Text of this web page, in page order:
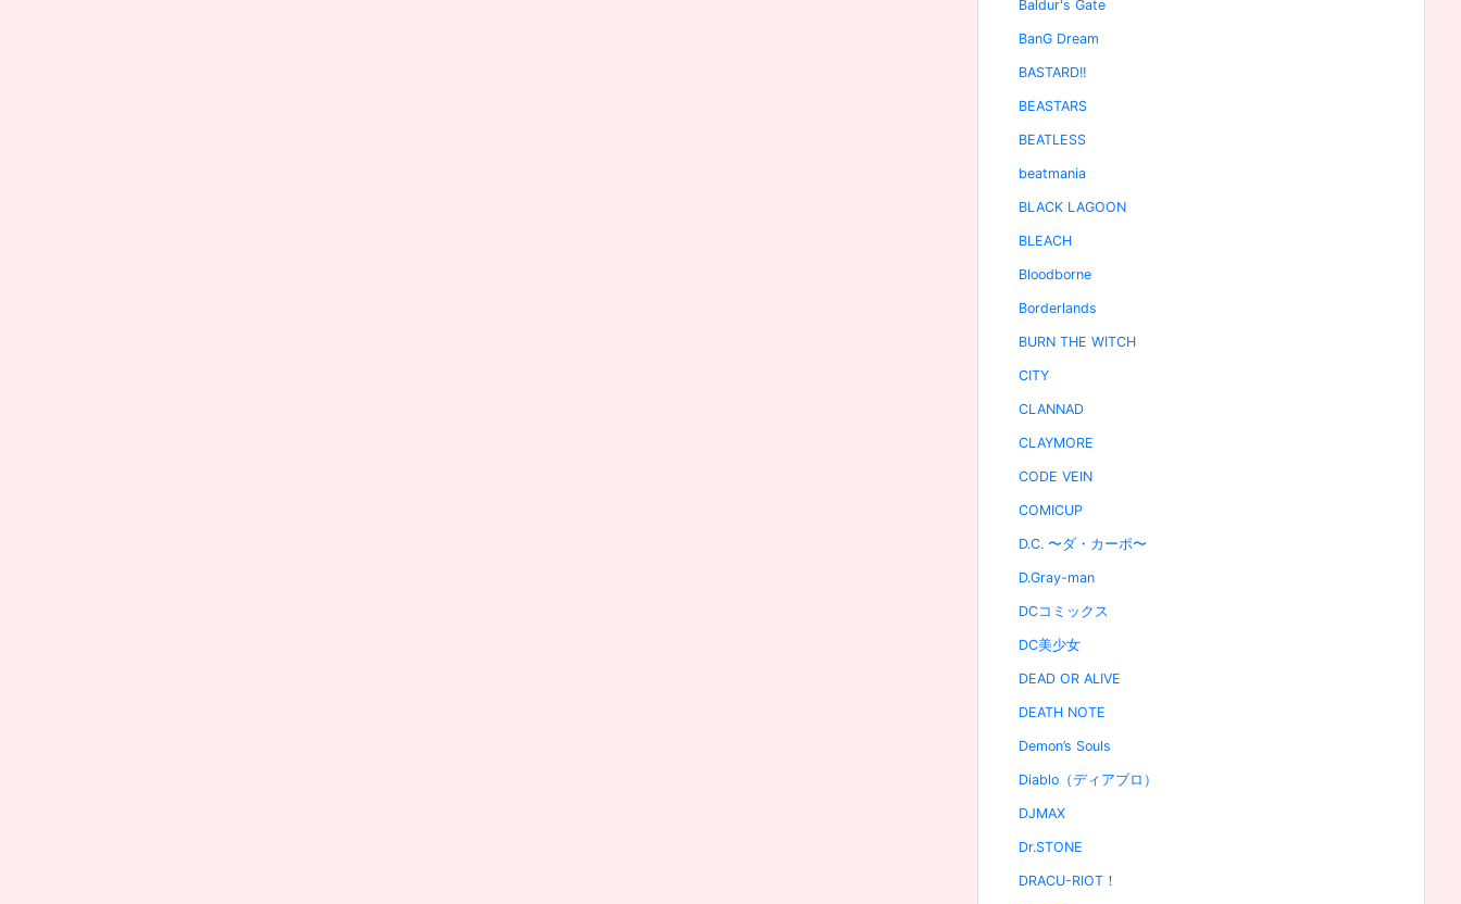
Baldur's Gate
BanG Dream
BASTARD!!
BEASTARS
BEATLESS
beatmania
BLACK LAGOON
BLEACH
Bloodborne
Borderlands
BURN THE WITCH
CITY
CLANNAD
CLAYMORE
CODE VEIN
COMICUP
D.C. 〜ダ・カーポ〜
D.Gray-man
DCコミックス
DC美少女
DEAD OR ALIVE
DEATH NOTE
Demon’s Souls
Diablo（ディアブロ）
DJMAX
Dr.STONE
DRACU-RIOT！